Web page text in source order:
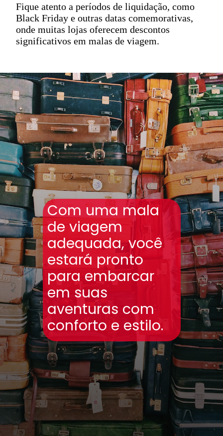
Fique atento a períodos de liquidação, como
Black Friday e outras datas comemorativas,
onde muitas lojas oferecem descontos
significativos em malas de viagem.
Com uma mala
de viagem
adequada, você
estará pronto
para embarcar
em suas
aventuras com
conforto e estilo.